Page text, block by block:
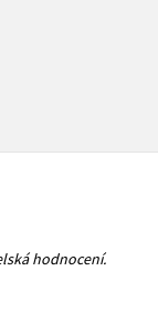
hodnocení.